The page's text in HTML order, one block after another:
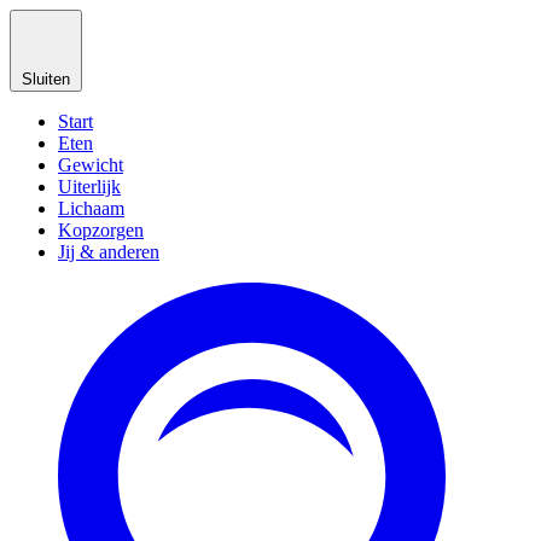
Sluiten
Start
Eten
Gewicht
Uiterlijk
Lichaam
Kopzorgen
Jij & anderen